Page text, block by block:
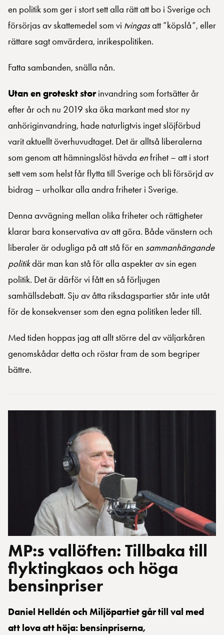
en politik som ger i stort sett alla rätt att bo i Sverige och
försörjas av skattemedel som vi tvingasatt ”köpslå”, eller
rättare sagt omvärdera, inrikespolitiken.
Fatta sambanden, snälla nån.
Utan en groteskt storinvandring som fortsätter år
efter år och nu 2019 ska öka markant med stor ny
anhöriginvandring, hade naturligtvis inget slöjförbud
varit aktuellt överhuvudtaget. Det är alltså liberalerna
som genom att hämningslöst hävda enfrihet – att i stort
sett vem som helst får flytta till Sverige och bli försörjd av
bidrag – urholkar alla andra friheter i Sverige.
Denna avvägning mellan olika friheter och rättigheter
klarar bara konservativa av att göra. Både vänstern och
liberaler är odugliga på att stå för en sammanhängande
politikdär man kan stå för alla aspekter av sin egen
politik. Det är därför vi fått en så förljugen
samhällsdebatt. Sju av åtta riksdagspartier står inte utåt
för de konsekvenser som den egna politiken leder till.
Med tiden hoppas jag att allt större del av väljarkåren
genomskådar detta och röstar fram de som begriper
bättre.
MP:s vallöften: Tillbaka till
flyktingkaos och höga
bensinpriser
Daniel Helldén och Miljöpartiet går till val med
att lova att höja: bensinpriserna,